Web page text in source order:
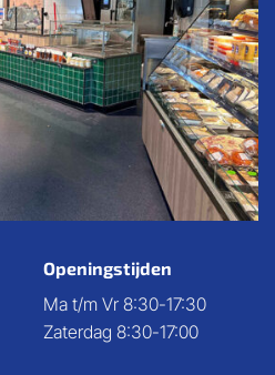
Openingstijden
Ma t/m Vr 8:30-17:30
Zaterdag 8:30-17:00